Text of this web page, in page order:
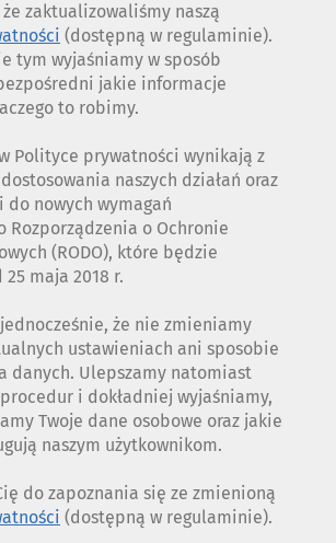
zaktualizowaliśmy naszą
(dostępną w regulaminie).
tym wyjaśniamy w sposób
jakie informacje
to robimy.
Polityce prywatności wynikają z
naszych działań oraz
nowych wymagań
Rozporządzenia o Ochronie
(RODO), które będzie
maja 2018 r.
że nie zmieniamy
ustawieniach ani sposobie
danych. Ulepszamy natomiast
i dokładniej wyjaśniamy,
Twoje dane osobowe oraz jakie
naszym użytkownikom.
do zapoznania się ze zmienioną
(dostępną w regulaminie).